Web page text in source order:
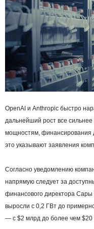
OpenAI и Anthropic быстро
дальнейший рост все
мощностям, финансирования
это указывают заявления
Согласно уведомлению
напрямую следует за
финансового директора
выросли с 0,2 ГВт до
— с $2 млрд до более чем $20